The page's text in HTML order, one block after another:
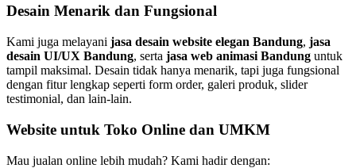
Desain Menarik dan Fungsional
Kami juga melayani jasa desain website elegan Bandung, jasa
desain UI/UX Bandung, serta jasa web animasi Bandung untuk
tampil maksimal. Desain tidak hanya menarik, tapi juga fungsional
dengan fitur lengkap seperti form order, galeri produk, slider
testimonial, dan lain-lain.
Website untuk Toko Online dan UMKM
Mau jualan online lebih mudah? Kami hadir dengan: